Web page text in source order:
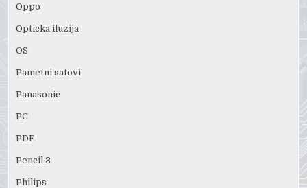
Oppo
Opticka iluzija
OS
Pametni satovi
Panasonic
PC
PDF
Pencil 3
Philips